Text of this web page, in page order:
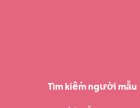
Tìm kiếm người mẫu